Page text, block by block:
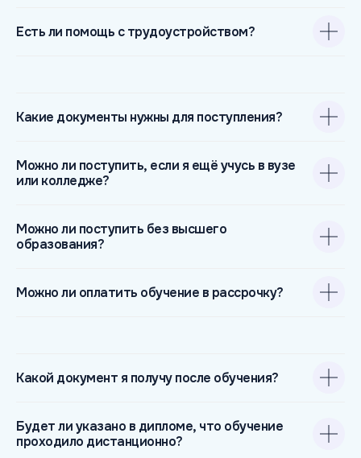
Есть ли помощь с трудоустройством?
Какие документы нужны для поступления?
Можно ли поступить, если я ещё учусь в вузе
или колледже?
Можно ли поступить без высшего
образования?
Можно ли оплатить обучение в рассрочку?
Какой документ я получу после обучения?
Будет ли указано в дипломе, что обучение
проходило дистанционно?
присвоенный номер 041003), г. Москва